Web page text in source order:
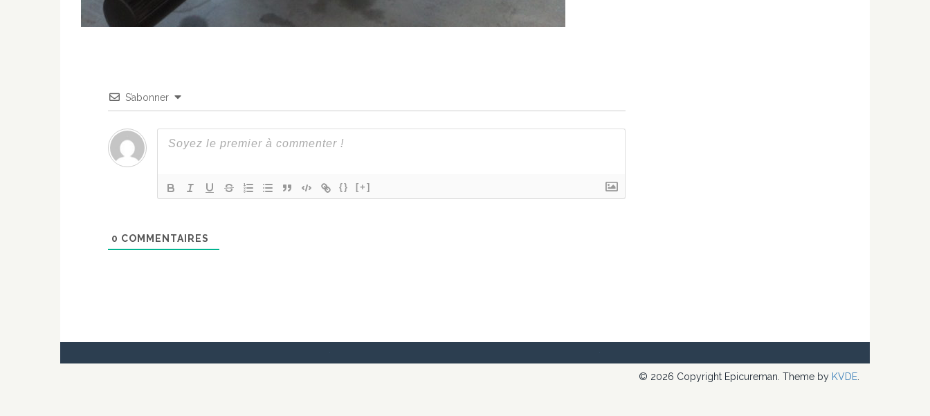
S’abonner
{} [+]
0 COMMENTAIRES
© 2026 Copyright Epicureman. Theme by KVDE